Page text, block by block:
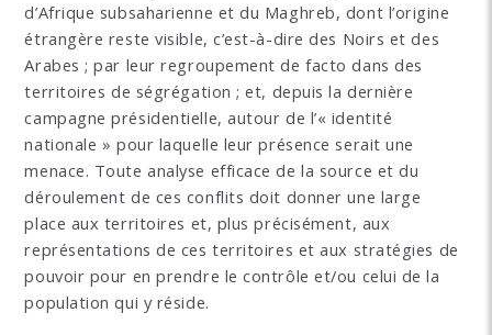
d’Afrique subsaharienne et du Maghreb, dont l’origine
étrangère reste visible, c’est-à-dire des Noirs et des
Arabes ; par leur regroupement de facto dans des
territoires de ségrégation ; et, depuis la dernière
campagne présidentielle, autour de l’« identité
nationale » pour laquelle leur présence serait une
menace. Toute analyse efficace de la source et du
déroulement de ces conflits doit donner une large
place aux territoires et, plus précisément, aux
représentations de ces territoires et aux stratégies de
pouvoir pour en prendre le contrôle et/ou celui de la
population qui y réside.